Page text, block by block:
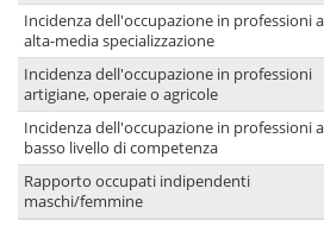
Incidenza dell'occupazione in professioni
alta-media specializzazione
Incidenza dell'occupazione in professioni
artigiane, operaie o agricole
Incidenza dell'occupazione in professioni a
basso livello di competenza
Rapporto occupati indipendenti
maschi/femmine